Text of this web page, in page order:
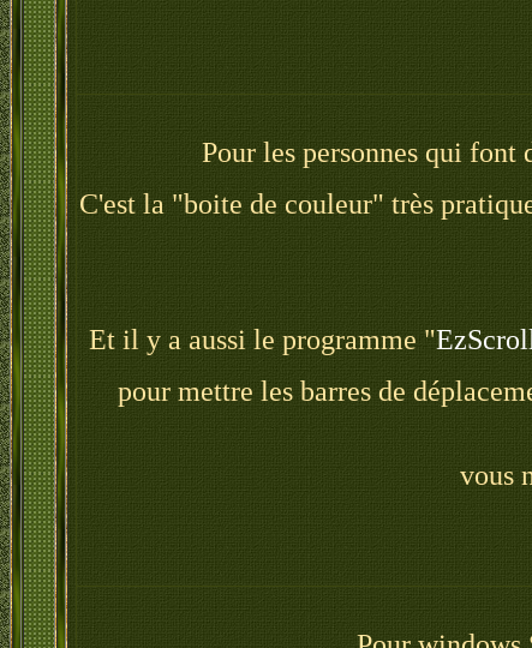
Pour les personnes qui font
C'est la "boite de couleur" très
Et il y a aussi le programme "
pour mettre les barres de
vous